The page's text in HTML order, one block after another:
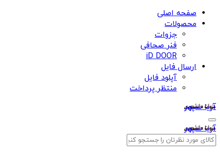
صفحه اصلی
محصولات
جزوات
فنر صحافی
iD DOOR
ارسال فایل
آپلود فایل
منتظر پرداخت
آریا سپهر
آریا سپهر